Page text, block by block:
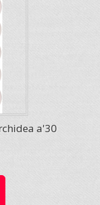
a'30